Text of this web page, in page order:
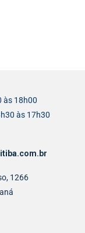
às 18h00
às 17h30
1266